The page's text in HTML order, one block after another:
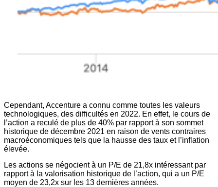
Cependant, Accenture a connu comme toutes les valeurs
technologiques, des difficultés en 2022. En effet, le cours de
l’action a reculé de plus de 40% par rapport à son sommet
historique de décembre 2021 en raison de vents contraires
macroéconomiques tels que la hausse des taux et l’inflation
élevée.
Les actions se négocient à un P/E de 21,8x intéressant par
rapport à la valorisation historique de l’action, qui a un P/E
moyen de 23,2x sur les 13 dernières années.